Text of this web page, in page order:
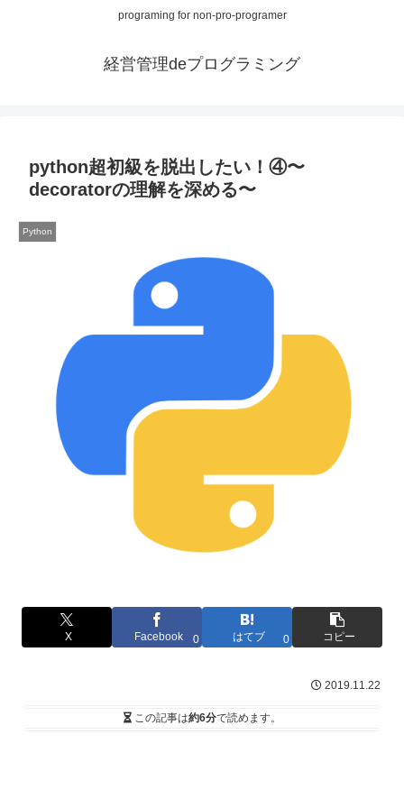
programing for non-pro-programer
経営管理deプログラミング
python超初級を脱出したい！④〜
decoratorの理解を深める〜
Python
X Facebook 0 はてブ 0 コピー
2019.11.22
この記事は約6分で読めます。